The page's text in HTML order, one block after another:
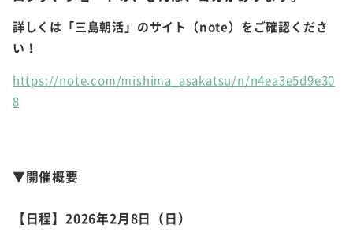
詳しくは「三島朝活」のサイト（note）をご確認くださ
い！
https://note.com/mishima_asakatsu/n/n4ea3e5d9e30
8
▼開催概要
【日程】2026年2月8日（日）